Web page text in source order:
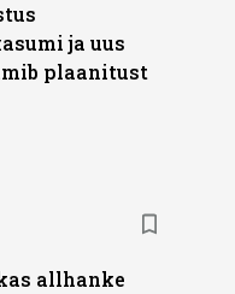
ja uus
plaanitust
allhanke